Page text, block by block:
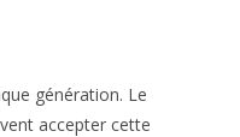
génération. Le
accepter cette